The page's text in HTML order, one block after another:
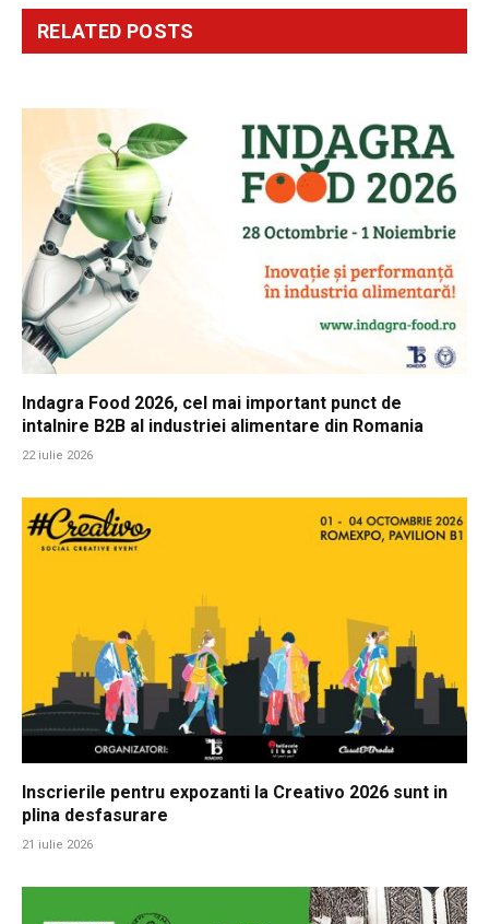
RELATED POSTS
Indagra Food 2026, cel mai important punct de
intalnire B2B al industriei alimentare din Romania
22 iulie 2026
Inscrierile pentru expozanti la Creativo 2026 sunt in
plina desfasurare
21 iulie 2026